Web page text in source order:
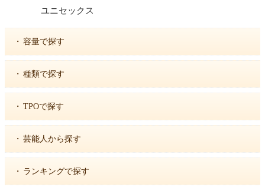
ユニセックス
・ 容量で探す
・ 種類で探す
・ TPOで探す
・ 芸能人から探す
・ ランキングで探す